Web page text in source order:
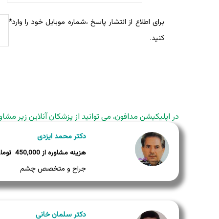
برای اطلاع از انتشار پاسخ ،شماره موبایل خود را وارد
کنید.
*
در اپلیکیشن مدافون، می توانید از پزشکان آنلاین زیر
دکتر محمد ایزدی
450,000
جراح و متخصص چشم
دکتر سلمان خانی